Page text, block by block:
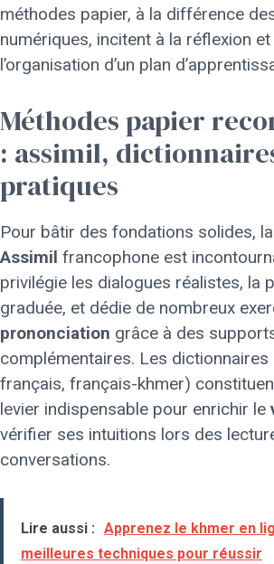
méthodes papier, à la différence
numériques, incitent à la réflexion
l’organisation d’un plan
Méthodes papier
: assimil,
pratiques
Pour bâtir des fondations solides,
Assimil francophone est
privilégie les dialogues réalistes, la
graduée, et dédie de nombreux
prononciation grâce à des
complémentaires. Les dictionnaires
français, français-khmer)
levier indispensable pour enrichir le
vérifier ses intuitions lors des
conversations.
Lire aussi : Apprenez le khmer en
meilleures techniques pour réussir